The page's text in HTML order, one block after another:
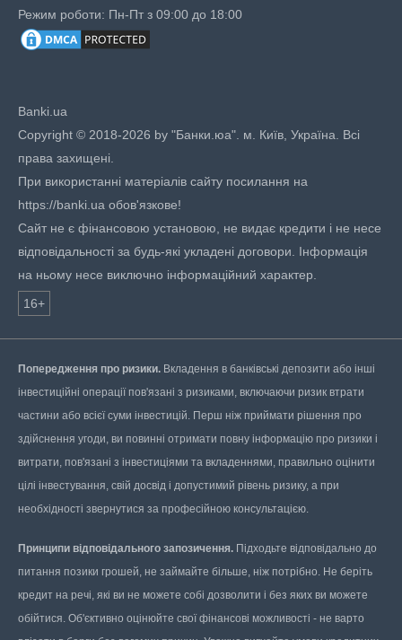
Режим роботи: Пн-Пт з 09:00 до 18:00
Banki.ua
Copyright © 2018-2026 by "Банки.юа". м. Київ, Україна. Всі
права захищені.
При використанні матеріалів сайту посилання на
https://banki.ua обов'язкове!
Сайт не є фінансовою установою, не видає кредити і не несе
відповідальності за будь-які укладені договори. Інформація
на ньому несе виключно інформаційний характер.
16+
Попередження про ризики. Вкладення в банківські депозити або інші
інвестиційні операції пов'язані з ризиками, включаючи ризик втрати
частини або всієї суми інвестицій. Перш ніж приймати рішення про
здійснення угоди, ви повинні отримати повну інформацію про ризики і
витрати, пов'язані з інвестиціями та вкладеннями, правильно оцінити
цілі інвестування, свій досвід і допустимий рівень ризику, а при
необхідності звернутися за професійною консультацією.
Принципи відповідального запозичення. Підходьте відповідально до
питання позики грошей, не займайте більше, ніж потрібно. Не беріть
кредит на речі, які ви не можете собі дозволити і без яких ви можете
обійтися. Об'єктивно оцінюйте свої фінансові можливості - не варто